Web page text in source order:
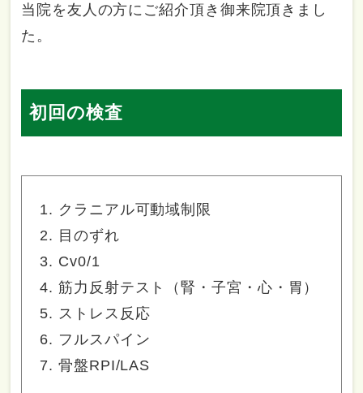
当院を友人の方にご紹介頂き御来院頂きまし
た。
初回の検査
クラニアル可動域制限
目のずれ
Cv0/1
筋力反射テスト（腎・子宮・心・胃）
ストレス反応
フルスパイン
骨盤RPI/LAS